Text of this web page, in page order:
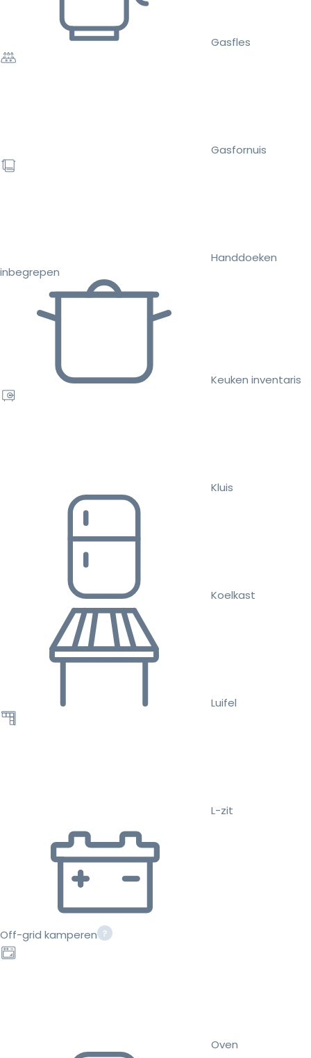
Gasfles
Gasfornuis
Handdoeken
inbegrepen
Keuken inventaris
Kluis
Koelkast
Luifel
L-zit
Off-grid kamperen
Oven